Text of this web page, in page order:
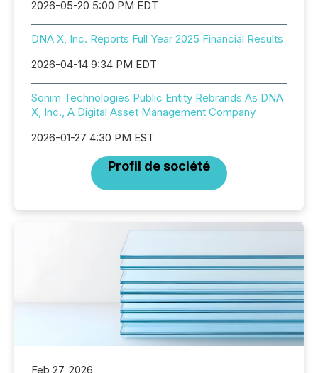
2026-05-20 5:00 PM EDT
DNA X, Inc. Reports Full Year 2025 Financial Results
2026-04-14 9:34 PM EDT
Sonim Technologies Public Entity Rebrands As DNA
X, Inc., A Digital Asset Management Company
2026-01-27 4:30 PM EST
Profil de société
Feb 27, 2026